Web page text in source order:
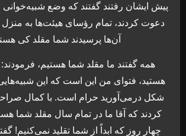
پیش ایشان رفتند گفتند که وضع
دعوت کردند، تمام رؤسای هیئت‌ها به منزل
آن‌ها پرسیدند شما مقلد کی
همه گفتند ما مقلد شما هستیم،
هستید، فتوای من این است که این
شکل درمی‌آورید حرام است. با کمال
کردند که آقا ما در تمام سال مقلد شما
چهار روز که ابداً از شما تقلید نمی‌کنیم!